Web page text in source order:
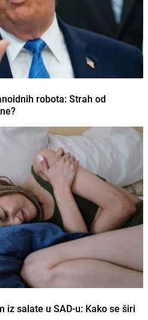
robota: Strah od
iz salate u SAD-u: Kako se širi